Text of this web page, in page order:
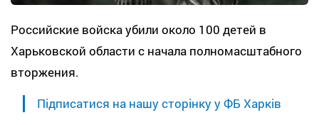
Российские войска убили около 100 детей в
Харьковской области с начала полномасштабного
вторжения.
Підписатися на нашу сторінку у ФБ Харків